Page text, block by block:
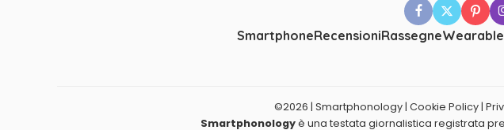
SmartphoneRecensioniRassegneWearable
©2026 | Smartphonology | Cookie Policy |
Smartphonologyè una testata giornalistica registrata